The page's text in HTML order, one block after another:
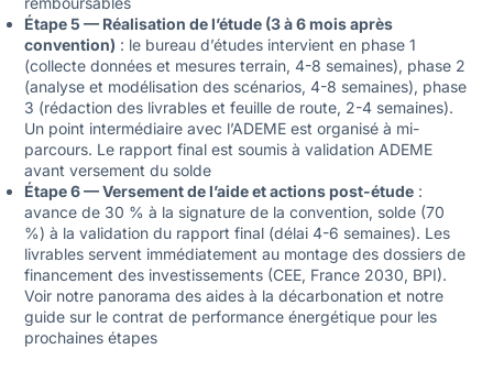
Étape 5 — Réalisation de l’étude (3 à 6 mois après
convention) : le bureau d’études intervient en phase 1
(collecte données et mesures terrain, 4-8 semaines), phase 2
(analyse et modélisation des scénarios, 4-8 semaines), phase
3 (rédaction des livrables et feuille de route, 2-4 semaines).
Un point intermédiaire avec l’ADEME est organisé à mi-
parcours. Le rapport final est soumis à validation ADEME
avant versement du solde
Étape 6 — Versement de l’aide et actions post-étude:
avance de 30 % à la signature de la convention, solde (70
%) à la validation du rapport final (délai 4-6 semaines). Les
livrables servent immédiatement au montage des dossiers de
financement des investissements (CEE, France 2030, BPI).
Voir notre panorama des aides à la décarbonationet notre
guide sur le contrat de performance énergétiquepour les
prochaines étapes